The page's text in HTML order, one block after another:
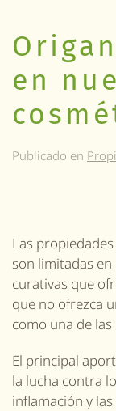
en
Publicado en
Las
son limitadas
curativas que
que no ofrezca
como una de las
El principal
la lucha contra
inflamación y